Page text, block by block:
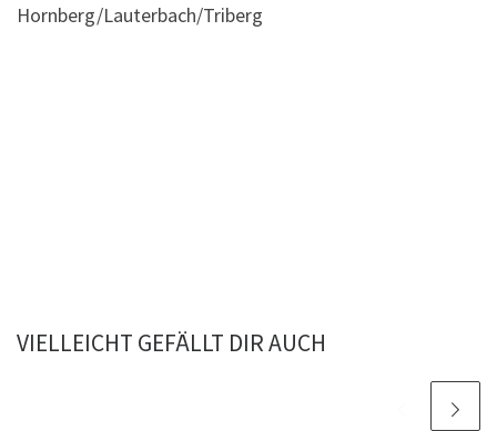
Hornberg/Lauterbach/Triberg
VIELLEICHT GEFÄLLT DIR AUCH